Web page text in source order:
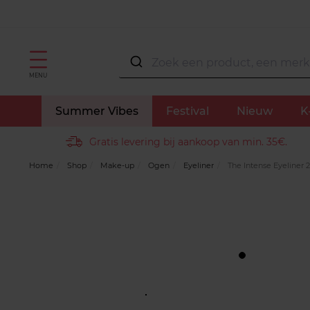
MENU
Summer Vibes Festival Nieuw
Gratis levering bij aankoop van min. 35€.
Home Shop Make-up Ogen Eyeliner The Intense Eyeliner